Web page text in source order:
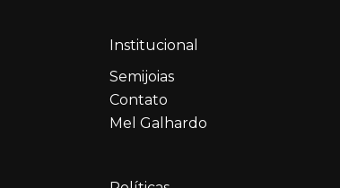
Institucional
Semijoias
Contato
Mel Galhardo